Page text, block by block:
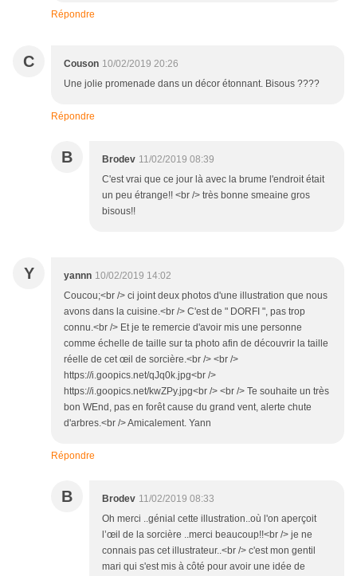
Répondre
C Couson 10/02/2019 20:26
Une jolie promenade dans un décor étonnant. Bisous ????
Répondre
B Brodev 11/02/2019 08:39
C'est vrai que ce jour là avec la brume l'endroit était
un peu étrange!! <br /> très bonne smeaine gros
bisous!!
Y yannn 10/02/2019 14:02
Coucou;<br /> ci joint deux photos d'une illustration que nous
avons dans la cuisine.<br /> C'est de " DORFI ", pas trop
connu.<br /> Et je te remercie d'avoir mis une personne
comme échelle de taille sur ta photo afin de découvrir la taille
réelle de cet œil de sorcière.<br /> <br />
https://i.goopics.net/qJq0k.jpg<br />
https://i.goopics.net/kwZPy.jpg<br /> <br /> Te souhaite un très
bon WEnd, pas en forêt cause du grand vent, alerte chute
d'arbres.<br /> Amicalement. Yann
Répondre
B Brodev 11/02/2019 08:33
Oh merci ..génial cette illustration..où l'on aperçoit
l’œil de la sorcière ..merci beaucoup!!<br /> je ne
connais pas cet illustrateur..<br /> c'est mon gentil
mari qui s'est mis à côté pour avoir une idée de